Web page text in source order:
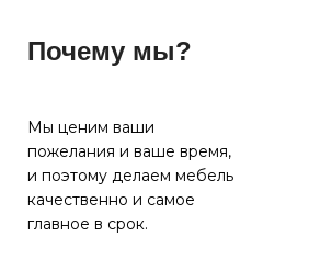
Почему мы?
Мы ценим ваши
пожелания и ваше время,
и поэтому делаем мебель
качественно и самое
главное в срок.